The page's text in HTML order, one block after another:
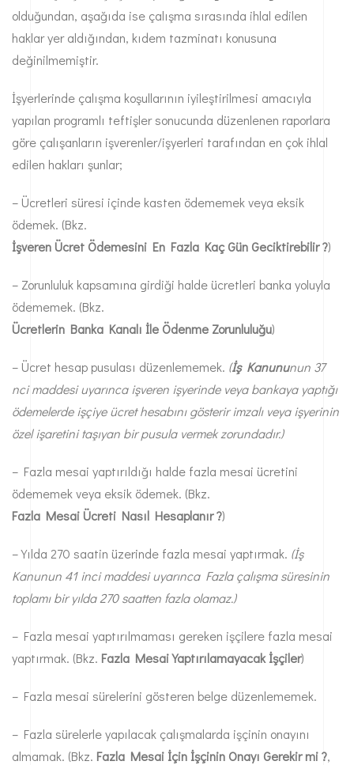
olduğundan, aşağıda ise çalışma sırasında ihlal edilen
haklar yer aldığından, kıdem tazminatı konusuna
değinilmemiştir.
İşyerlerinde çalışma koşullarının iyileştirilmesi amacıyla
yapılan programlı teftişler sonucunda düzenlenen raporlara
göre çalışanların işverenler/işyerleri tarafından en çok ihlal
edilen hakları şunlar;
– Ücretleri süresi içinde kasten ödememek veya eksik
ödemek. (Bkz.
İşveren Ücret Ödemesini En Fazla Kaç Gün Geciktirebilir ?)
– Zorunluluk kapsamına girdiği halde ücretleri banka yoluyla
ödememek. (Bkz.
Ücretlerin Banka Kanalı İle Ödenme Zorunluluğu)
– Ücret hesap pusulası düzenlememek. (İş Kanununun 37
nci maddesi uyarınca işveren işyerinde veya bankaya yaptığı
ödemelerde işçiye ücret hesabını gösterir imzalı veya işyerinin
özel işaretini taşıyan bir pusula vermek zorundadır.)
– Fazla mesai yaptırıldığı halde fazla mesai ücretini
ödememek veya eksik ödemek. (Bkz.
Fazla Mesai Ücreti Nasıl Hesaplanır ?)
– Yılda 270 saatin üzerinde fazla mesai yaptırmak. (İş
Kanunun 41 inci maddesi uyarınca Fazla çalışma süresinin
toplamı bir yılda 270 saatten fazla olamaz.)
– Fazla mesai yaptırılmaması gereken işçilere fazla mesai
yaptırmak. (Bkz. Fazla Mesai Yaptırılamayacak İşçiler)
– Fazla mesai sürelerini gösteren belge düzenlememek.
– Fazla sürelerle yapılacak çalışmalarda işçinin onayını
almamak. (Bkz. Fazla Mesai İçin İşçinin Onayı Gerekir mi ?,